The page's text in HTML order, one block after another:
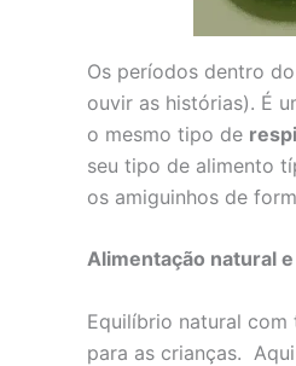
Os períodos dentro
ouvir as histórias). É
o mesmo tipo de
seu tipo de alimento
os amiguinhos de
Alimentação natural
Equilíbrio natural
para as crianças.